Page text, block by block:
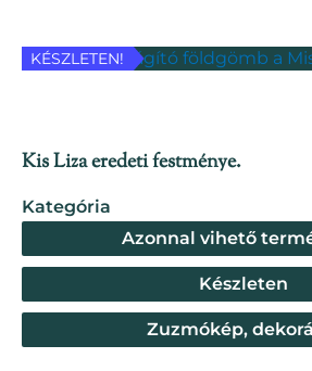
KÉSZLETEN!
Kis Liza eredeti festménye.
Kategória
Azonnal vihető
Készleten
Zuzmókép,